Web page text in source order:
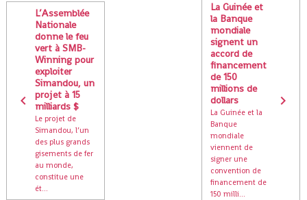
L’Assemblée
Nationale
donne le feu
vert à SMB-
Winning pour
exploiter
Simandou, un
projet à 15
milliards $
Le projet de
Simandou, l’un
des plus grands
gisements de fer
au monde,
constitue une
ét...
La Guinée et
la Banque
mondiale
signent un
accord de
financement
de 150
millions de
dollars
La Guinée et la
Banque
mondiale
viennent de
signer une
convention de
financement de
150 milli...